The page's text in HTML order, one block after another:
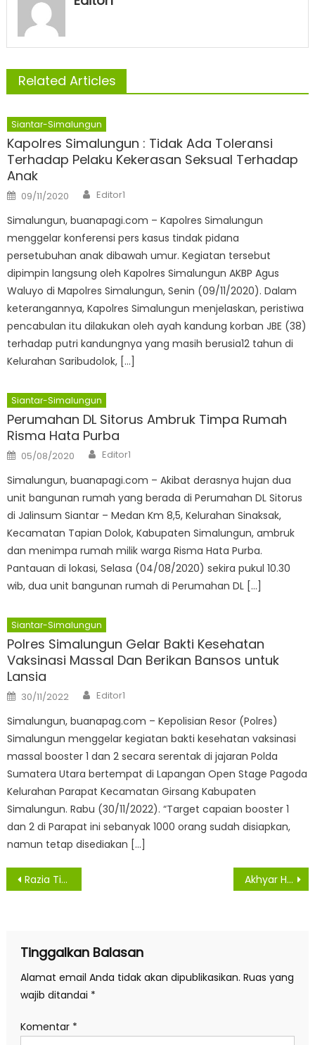
Related Articles
Siantar-Simalungun
Kapolres Simalungun : Tidak Ada Toleransi
Terhadap Pelaku Kekerasan Seksual Terhadap
Anak
Posted
on
09/11/2020 Author
Editor1
Simalungun, buanapagi.com – Kapolres Simalungun
menggelar konferensi pers kasus tindak pidana
persetubuhan anak dibawah umur. Kegiatan tersebut
dipimpin langsung oleh Kapolres Simalungun AKBP Agus
Waluyo di Mapolres Simalungun, Senin (09/11/2020). Dalam
keterangannya, Kapolres Simalungun menjelaskan, peristiwa
pencabulan itu dilakukan oleh ayah kandung korban JBE (38)
terhadap putri kandungnya yang masih berusia12 tahun di
Kelurahan Saribudolok, […]
Siantar-Simalungun
Perumahan DL Sitorus Ambruk Timpa Rumah
Risma Hata Purba
Posted
on
05/08/2020 Author
Editor1
Simalungun, buanapagi.com – Akibat derasnya hujan dua
unit bangunan rumah yang berada di Perumahan DL Sitorus
di Jalinsum Siantar – Medan Km 8,5, Kelurahan Sinaksak,
Kecamatan Tapian Dolok, Kabupaten Simalungun, ambruk
dan menimpa rumah milik warga Risma Hata Purba.
Pantauan di lokasi, Selasa (04/08/2020) sekira pukul 10.30
wib, dua unit bangunan rumah di Perumahan DL […]
Siantar-Simalungun
Polres Simalungun Gelar Bakti Kesehatan
Vaksinasi Massal Dan Berikan Bansos untuk
Lansia
Posted
on
30/11/2022 Author
Editor1
Simalungun, buanapag.com – Kepolisian Resor (Polres)
Simalungun menggelar kegiatan bakti kesehatan vaksinasi
massal booster 1 dan 2 secara serentak di jajaran Polda
Sumatera Utara bertempat di Lapangan Open Stage Pagoda
Kelurahan Parapat Kecamatan Girsang Kabupaten
Simalungun. Rabu (30/11/2022). “Target capaian booster 1
dan 2 di Parapat ini sebanyak 1000 orang sudah disiapkan,
namun tetap disediakan […]
Navigasi
Razia Tingkatkan Kesadaran, Masyarakat Kenakan Masker Akhyar Harap Panen Raya Kodim 0201/BS Dukung Ketahanan Pangan
Tinggalkan Balasan
Alamat email Anda tidak akan dipublikasikan. Ruas yang
wajib ditandai *
Komentar *